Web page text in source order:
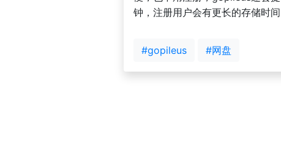
钟，注册用户会有更长的存储时间
#gopileus #网盘